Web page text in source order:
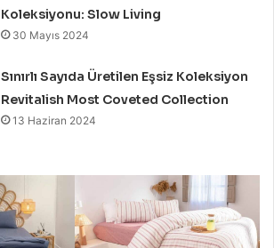
Koleksiyonu: Slow Living
30 Mayıs 2024
Sınırlı Sayıda Üretilen Eşsiz Koleksiyon
Revitalish Most Coveted Collection
13 Haziran 2024